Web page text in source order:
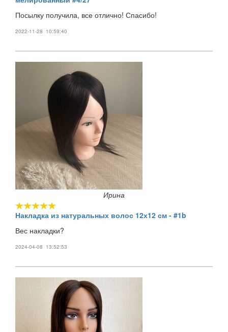
Посылку получила, все отлично! Спасибо!
2022-11-28 10:59:40
Ирина
Накладка из натуральных волос 12х12 см - #1b
Вес накладки?
2024-04-08 13:52:53